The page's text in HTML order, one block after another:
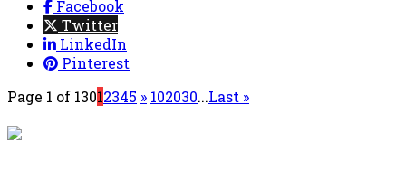
Facebook
Twitter
LinkedIn
Pinterest
Page 1 of 13012345 » 102030...Last »